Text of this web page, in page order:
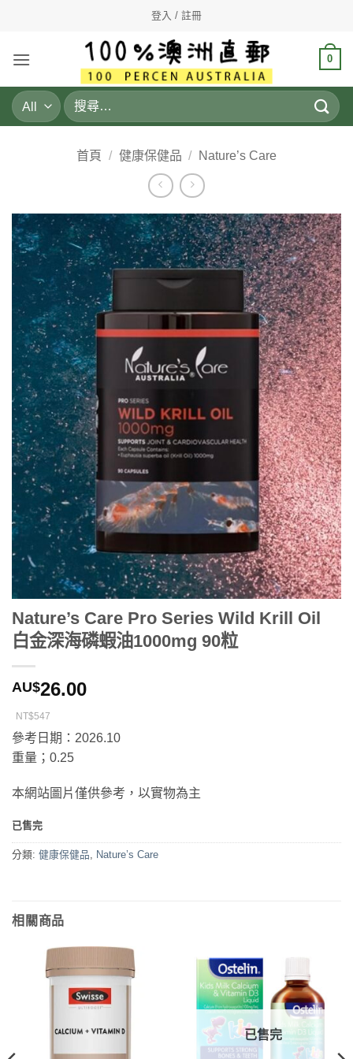
登入 / 註冊
0
搜
尋
首頁 / 健康保健品 / Nature’s Care
Nature’s Care Pro Series Wild Krill Oil
白金深海磷蝦油1000mg 90粒
AU$26.00
NT$547
參考日期：2026.10
重量；0.25
本網站圖片僅供參考，以實物為主
已售完
分類: 健康保健品, Nature’s Care
相關商品
已售完